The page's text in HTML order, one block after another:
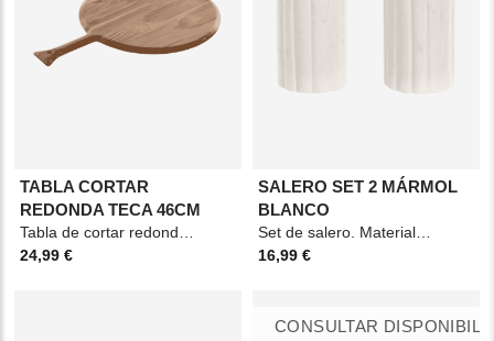
TABLA CORTAR
REDONDA TECA 46CM
24,99 €
SALERO SET 2 MÁRMOL
BLANCO
16,99 €
CONSULTAR